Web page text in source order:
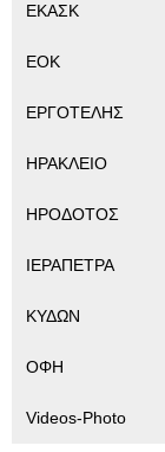
ΕΚΑΣΚ
ΕΟΚ
ΕΡΓΟΤΕΛΗΣ
ΗΡΑΚΛΕΙΟ
ΗΡΟΔΟΤΟΣ
ΙΕΡΑΠΕΤΡΑ
ΚΥΔΩΝ
ΟΦΗ
Videos-Photo